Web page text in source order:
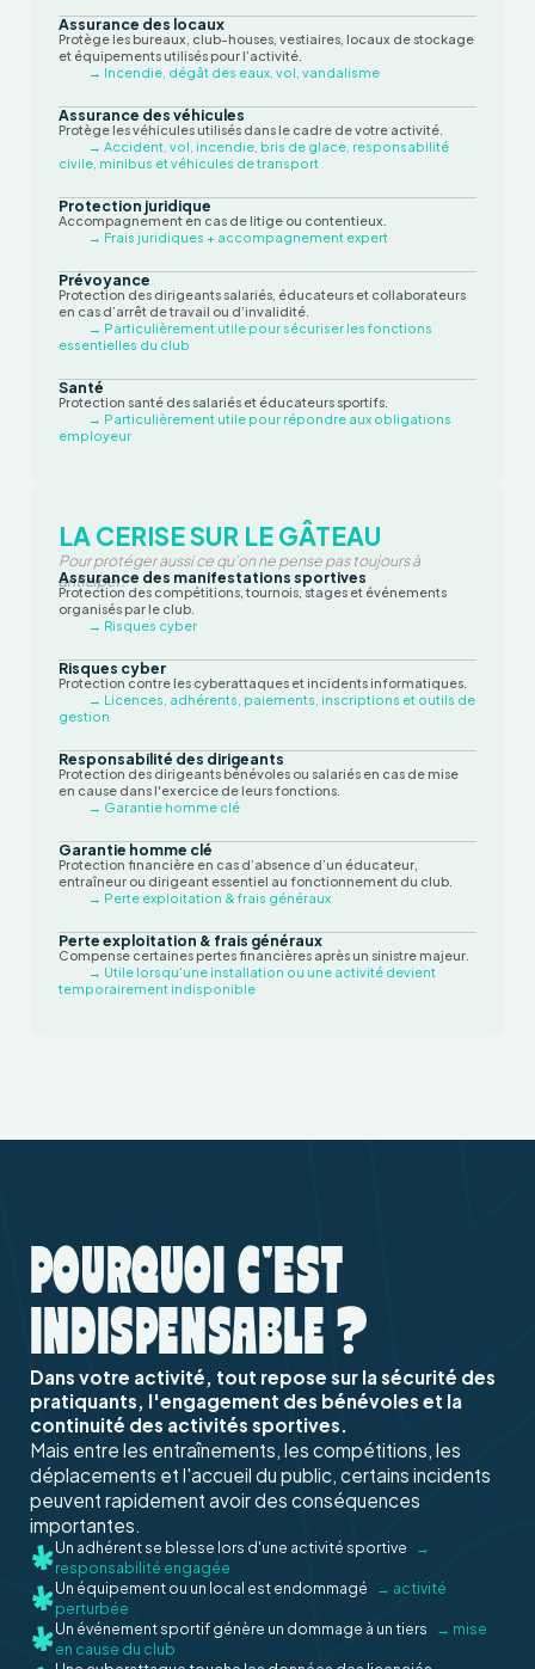
Assurance des locaux
Protège les bureaux, club-houses, vestiaires, locaux de stockage
et équipements utilisés pour l’activité.
→ Incendie, dégât des eaux, vol, vandalisme
Assurance des véhicules
Protège les véhicules utilisés dans le cadre de votre activité.
→ Accident, vol, incendie, bris de glace, responsabilité
civile, minibus et véhicules de transport
Protection juridique
Accompagnement en cas de litige ou contentieux.
→ Frais juridiques + accompagnement expert
Prévoyance
Protection des dirigeants salariés, éducateurs et collaborateurs
en cas d’arrêt de travail ou d’invalidité.
→ Particulièrement utile pour sécuriser les fonctions
essentielles du club
Santé
Protection santé des salariés et éducateurs sportifs.
→ Particulièrement utile pour répondre aux obligations
employeur
LA CERISE SUR LE GÂTEAU
Pour protéger aussi ce qu’on ne pense pas toujours à
anticiper.
Assurance des manifestations sportives
Protection des compétitions, tournois, stages et événements
organisés par le club.
→ Risques cyber
Risques cyber
Protection contre les cyberattaques et incidents informatiques.
→ Licences, adhérents, paiements, inscriptions et outils de
gestion
Responsabilité des dirigeants
Protection des dirigeants bénévoles ou salariés en cas de mise
en cause dans l'exercice de leurs fonctions.
→ Garantie homme clé
Garantie homme clé
Protection financière en cas d’absence d’un éducateur,
entraîneur ou dirigeant essentiel au fonctionnement du club.
→ Perte exploitation & frais généraux
Perte exploitation & frais généraux
Compense certaines pertes financières après un sinistre majeur.
→ Utile lorsqu'une installation ou une activité devient
temporairement indisponible
POURQUOI C'EST
INDISPENSABLE ?
Dans votre activité, tout repose sur la sécurité des
pratiquants, l'engagement des bénévoles et la
continuité des activités sportives.
Mais entre les entraînements, les compétitions, les
déplacements et l'accueil du public, certains incidents
peuvent rapidement avoir des conséquences
importantes.
Un adhérent se blesse lors d'une activité sportive
→
responsabilité engagée
Un équipement ou un local est endommagé
→ activité
perturbée
Un événement sportif génère un dommage à un tiers
→ mise
en cause du club